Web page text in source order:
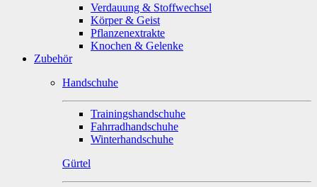
Verdauung & Stoffwechsel
Körper & Geist
Pflanzenextrakte
Knochen & Gelenke
Zubehör
Handschuhe
Trainingshandschuhe
Fahrradhandschuhe
Winterhandschuhe
Gürtel